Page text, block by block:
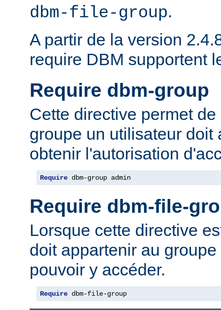
dbm-file-group.
A partir de la version
require DBM supportent
Require dbm-group
Cette directive permet
groupe un utilisateur doit
obtenir l'autorisation
Require dbm-group admin
Require dbm-file-
Lorsque cette directive
doit appartenir au
pouvoir y accéder.
Require dbm-file-group